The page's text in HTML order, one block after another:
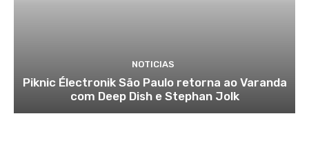
NOTICIAS
Piknic Électronik São Paulo retorna ao Varanda
com Deep Dish e Stephan Jolk